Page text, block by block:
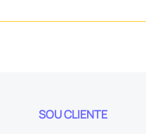
SOU CLIENTE